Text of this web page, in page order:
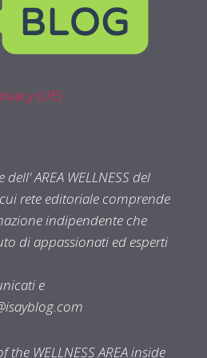
(UE)
AREA WELLNESS del
rete editoriale comprende
indipendente che
di appassionati ed esperti
e
the WELLNESS AREA inside